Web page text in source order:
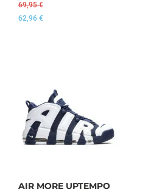
69,95€
62,96 €
AIR MORE UPTEMPO